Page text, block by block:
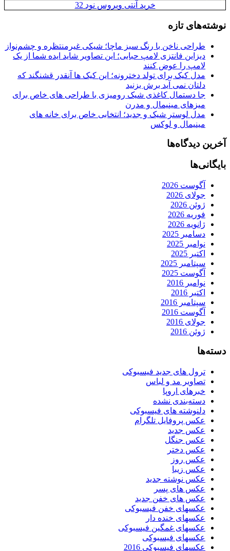
خرید آنتی ویروس نود 32
نوشته‌های تازه
طراحی ناخن با رنگ سبز ماچا؛ شیکی غیرمنتظره و چشم‌نواز
دیزاین فانتزی لامپ حبابی؛ این تصاویر شاید ایده شما از یک
لامپ را عوض کنند
مدل کیک برای تولد دخترونه؛ این کیک ها آنقدر قشنگند که
دلتان نمی آید برش بزنید
جا دستمال کاغذی شیک رومیزی با طراحی های خاص برای
میزهای مینیمال و مدرن
مدل لوستر شیک و جدید؛ انتخابی خاص برای خانه های
مینیمال و لوکس
آخرین دیدگاه‌ها
بایگانی‌ها
آگوست 2026
جولای 2026
ژوئن 2026
فوریه 2026
ژانویه 2026
دسامبر 2025
نوامبر 2025
اکتبر 2025
سپتامبر 2025
آگوست 2025
نوامبر 2016
اکتبر 2016
سپتامبر 2016
آگوست 2016
جولای 2016
ژوئن 2016
دسته‌ها
ترول های جدید فیسبوکی
تصاویر مد و لباس
خبرهای اروپا
دسته‌بندی نشده
دلنوشته های فیسبوکی
عکس پروفایل تلگرام
عکس جدید
عکس جنگل
عکس دختر
عکس روز
عکس زیبا
عکس نوشته جدید
عکس های پسر
عکس های خفن جدید
عکسهای خفن فیسبوکی
عکسهای خنده دار
عکسهای غمگین فیسبوکی
عکسهای فیسبوکی
عکسهای فیسبوکی 2016